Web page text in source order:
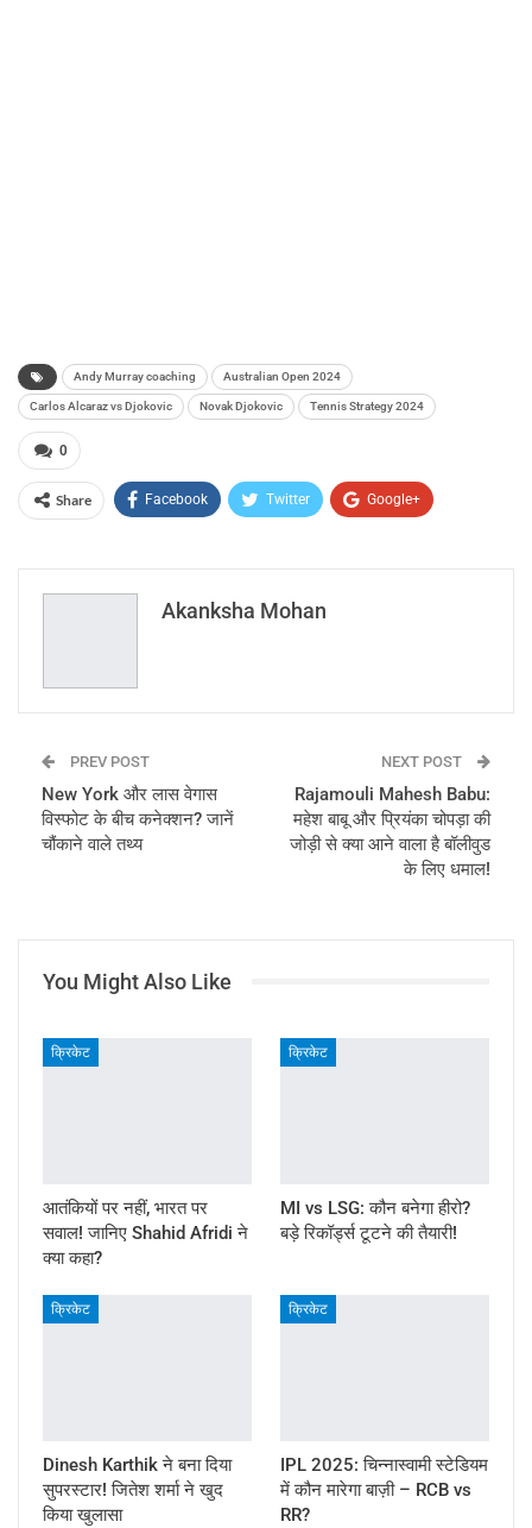
Andy Murray coaching Australian Open 2024
Carlos Alcaraz vs Djokovic Novak Djokovic Tennis Strategy 2024
0
Share Facebook Twitter Google+
Email
Akanksha Mohan
PREV POST
New York और लास वेगास
विस्फोट के बीच कनेक्शन? जानें
चौंकाने वाले तथ्य
NEXT POST
Rajamouli Mahesh Babu:
महेश बाबू और प्रियंका चोपड़ा की
जोड़ी से क्या आने वाला है बॉलीवुड
के लिए धमाल!
You Might Also Like
क्रिकेट
आतंकियों पर नहीं, भारत पर
सवाल! जानिए Shahid Afridi ने
क्या कहा?
क्रिकेट
MI vs LSG: कौन बनेगा हीरो?
बड़े रिकॉर्ड्स टूटने की तैयारी!
क्रिकेट
Dinesh Karthik ने बना दिया
सुपरस्टार! जितेश शर्मा ने खुद
किया खुलासा
क्रिकेट
IPL 2025: चिन्नास्वामी स्टेडियम
में कौन मारेगा बाज़ी – RCB vs
RR?